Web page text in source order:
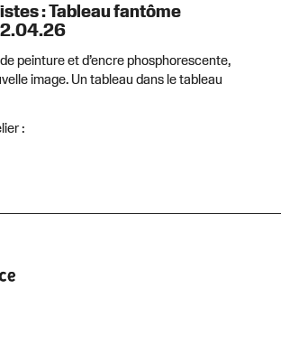
: Tableau fantôme
peinture et d’encre phosphorescente,
image. Un tableau dans le tableau
: